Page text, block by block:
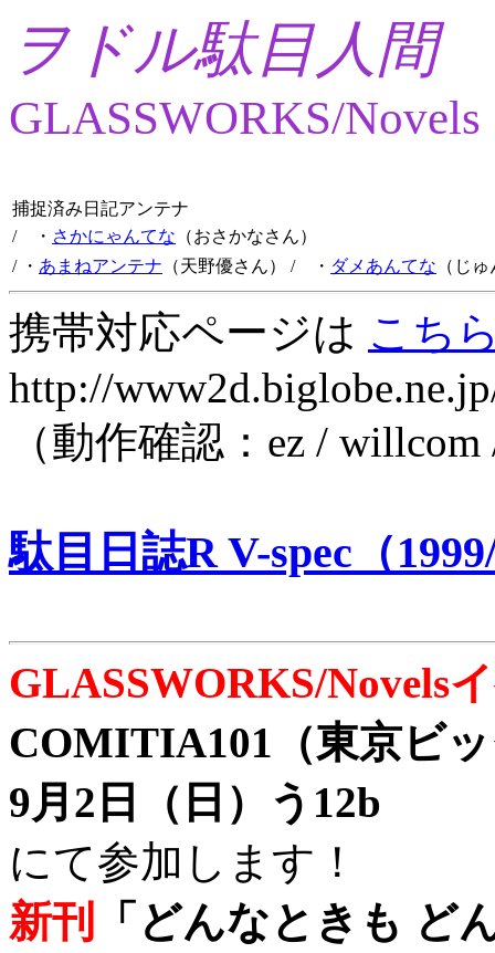
ヲドル駄目人間
GLASSWORKS/Novels
捕捉済み日記アンテナ
/ ・ さかにゃんてな （おさかなさん）
/ ・ あまねアンテナ （天野優さん） / ・ ダメあんてな （じ
携帯対応ページは こち
http://
（動作確認：ez /
駄目日誌R V-spec（
GLASSWORKS/Novels
COMITIA101（東京ビ
9月2日（日）う12b
にて参加します！
新刊
「どんなときも ど